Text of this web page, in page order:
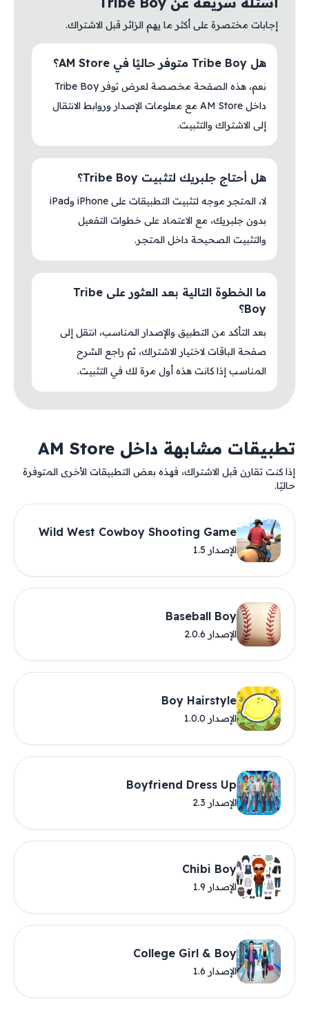
إجابات مختصرة على أكثر ما يهم الزائر قبل الاشتراك.
هل Tribe Boy متوفر حاليًا في AM Store؟
نعم، هذه الصفحة مخصصة لعرض توفر Tribe Boy
داخل AM Store مع معلومات الإصدار وروابط الانتقال
إلى الاشتراك والتثبيت.
هل أحتاج جلبريك لتثبيت Tribe Boy؟
لا، المتجر موجه لتثبيت التطبيقات على iPhone وiPad
بدون جلبريك، مع الاعتماد على خطوات التفعيل
والتثبيت الصحيحة داخل المتجر.
ما الخطوة التالية بعد العثور على Tribe
Boy؟
بعد التأكد من التطبيق والإصدار المناسب، انتقل إلى
صفحة الباقات لاختيار الاشتراك، ثم راجع الشرح
المناسب إذا كانت هذه أول مرة لك في التثبيت.
تطبيقات مشابهة داخل AM Store
إذا كنت تقارن قبل الاشتراك، فهذه بعض التطبيقات الأخرى المتوفرة
حاليًا.
Wild West Cowboy Shooting Game
الإصدار 1.5
Baseball Boy
الإصدار 2.0.6
Boy Hairstyle
الإصدار 1.0.0
Boyfriend Dress Up
الإصدار 2.3
Chibi Boy
الإصدار 1.9
College Girl & Boy
الإصدار 1.6